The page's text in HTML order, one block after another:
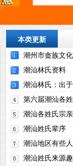
本类更新
潮州市畲族文
潮汕林氏资料
潮汕林氏：出
干，自称“九牧世家”
第六届潮汕各
大会潮汕各姓氏宗
届联谊大会
潮汕姓氏辈序
潮汕地区有些
姓氏 一人两姓的原
潮汕姓氏来源